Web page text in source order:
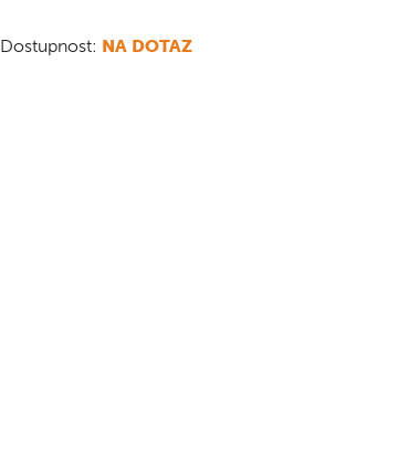
Dostupnost: NA DOTAZ